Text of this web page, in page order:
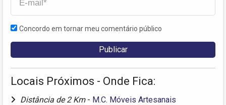
Concordo em tornar meu comentário público
Locais Próximos - Onde Fica:
Distância de 2 Km - M.C. Móveis Artesanais